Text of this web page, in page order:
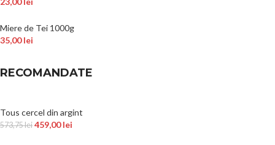
Miere de Tei 1000g
35,00lei
RECOMANDATE
Tous cercel din argint
573,75lei 459,00lei